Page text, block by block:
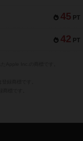
45 PT
42 PT